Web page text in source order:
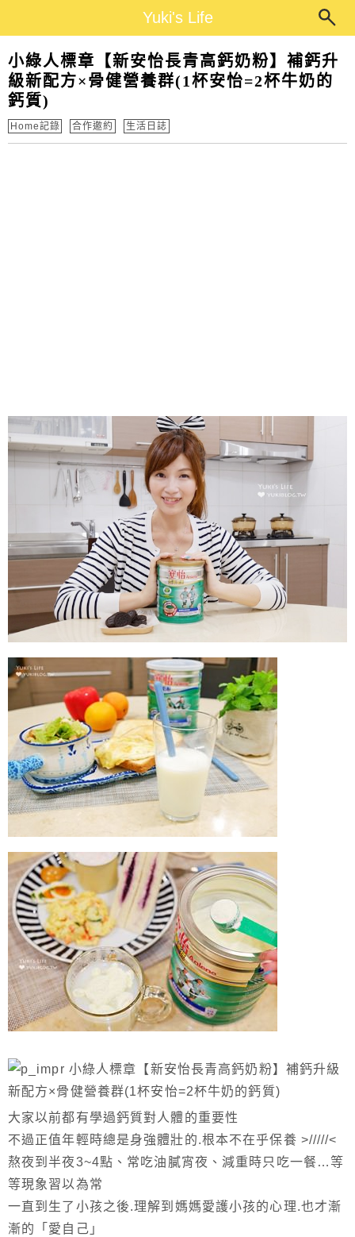
Yuki's Life
小綠人標章【新安怡長青高鈣奶粉】補鈣升
級新配方×骨健營養群(1杯安怡=‬2杯牛奶的
鈣質)
Home記錄 合作邀約 生活日誌
大家以前都有學過鈣質對人體的重要性
不過正值年輕時總是身強體壯的.根本不在乎保養 >/////<
熬夜到半夜3~4點、常吃油膩宵夜、減重時只吃一餐…等
等現象習以為常
一直到生了小孩之後.理解到媽媽愛護小孩的心理.也才漸
漸的「愛自己」